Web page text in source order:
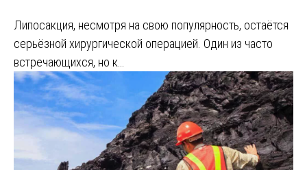
Липосакция, несмотря на свою популярность, остаётся
серьёзной хирургической операцией. Один из часто
встречающихся, но к…